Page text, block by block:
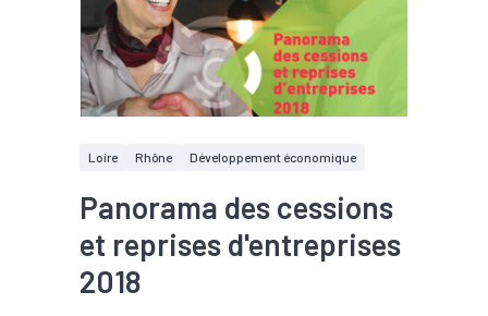
Loire Rhône Développement économique
Panorama des cessions
et reprises d'entreprises
2018